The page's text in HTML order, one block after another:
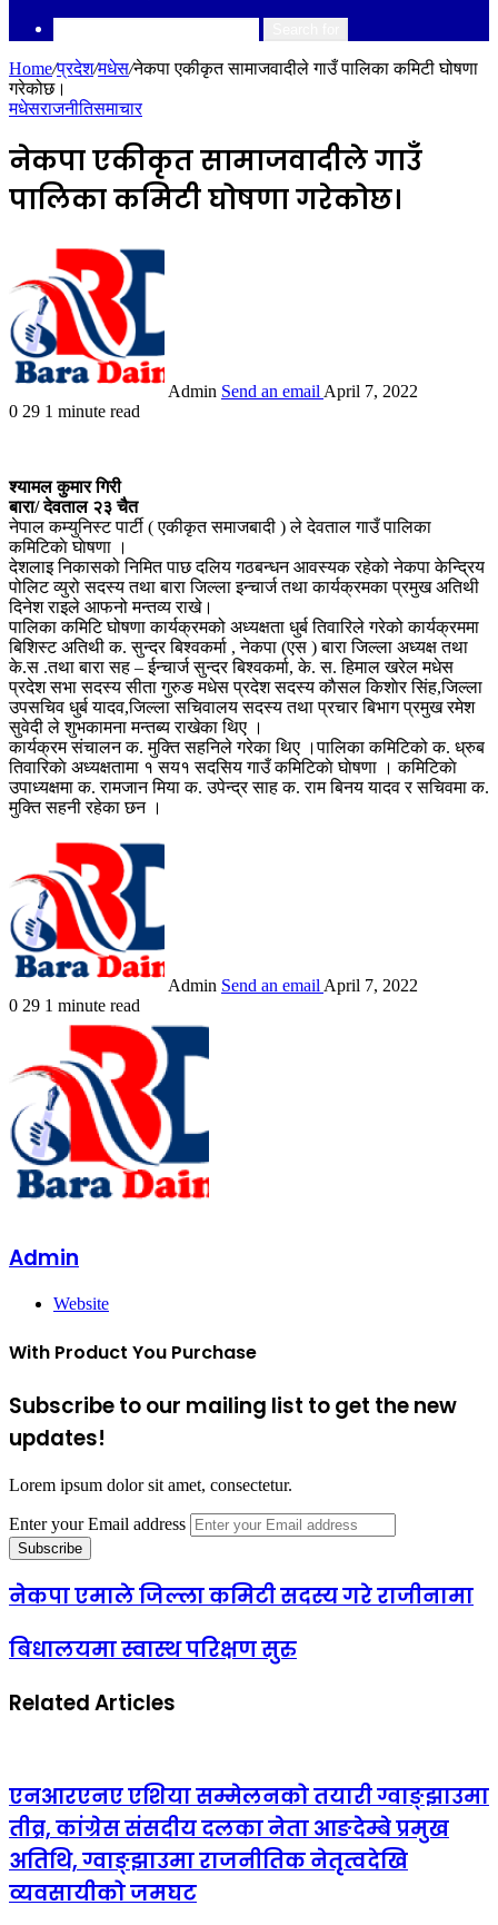
Home/प्रदेश/मधेस/नेकपा एकीकृत सामाजवादीले गाउँ पालिका कमिटी घोषणा
गरेकोछ।
मधेसराजनीतिसमाचार
नेकपा एकीकृत सामाजवादीले गाउँ
पालिका कमिटी घोषणा गरेकोछ।
Admin Send an email April 7, 2022
0 29 1 minute read
श्यामल कुमार गिरी
बारा/ देवताल २३ चैत
नेपाल कम्युनिस्ट पार्टी ( एकीकृत समाजबादी ) ले देवताल गाउँ पालिका
कमिटिकाे घाेषणा ।
देशलाइ निकासको निमित पाछ दलिय गठबन्धन आवस्यक रहेको नेकपा केन्द्रिय
पोलिट व्युरो सदस्य तथा बारा जिल्ला इन्चार्ज तथा कार्यक्रमका प्रमुख अतिथी
दिनेश राइले आफनो मन्तव्य राखे।
पालिका कमिटि घोषणा कार्यक्रमको अध्यक्षता धुर्ब तिवारिले गरेको कार्यक्रममा
बिशिस्ट अतिथी क. सुन्दर बिश्वकर्मा , नेकपा (एस ) बारा जिल्ला अध्यक्ष तथा
के.स .तथा बारा सह – ईन्चार्ज सुन्दर बिश्वकर्मा, के. स. हिमाल खरेल मधेस
प्रदेश सभा सदस्य सीता गुरुङ मधेस प्रदेश सदस्य काैसल किशाेर सिंह,जिल्ला
उपसचिव धुर्ब यादव,जिल्ला सचिवालय सदस्य तथा प्रचार बिभाग प्रमुख रमेश
सुवेदी ले शुभकामना मन्तब्य राखेका थिए ।
कार्यक्रम संचालन क. मुक्ति सहनिले गरेका थिए ।पालिका कमिटिको क. ध्रुब
तिवारिकाे अध्यक्षतामा १ सय१ सदसिय गाउँ कमिटिकाे घाेषणा । कमिटिकाे
उपाध्यक्षमा क. रामजान मिया क. उपेन्द्र साह क. राम बिनय यादव र सचिवमा क.
मुक्ति सहनी रहेका छन ।
Admin Send an email April 7, 2022
0 29 1 minute read
Admin
Website
With Product You Purchase
Subscribe to our mailing list to get the new
updates!
Lorem ipsum dolor sit amet, consectetur.
Enter your Email address
नेकपा एमाले जिल्ला कमिटी सदस्य गरे राजीनामा
बिधालयमा स्वास्थ परिक्षण सुरु
Related Articles
एनआरएनए एशिया सम्मेलनको तयारी ग्वाङ्झाउमा
तीव्र, कांग्रेस संसदीय दलका नेता आङदेम्बे प्रमुख
अतिथि, ग्वाङ्झाउमा राजनीतिक नेतृत्वदेखि
व्यवसायीको जमघट